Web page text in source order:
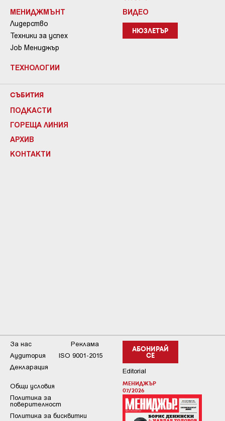
МЕНИДЖМЪНТ
Лидерство
Техники за успех
Job Мениджър
ТЕХНОЛОГИИ
ВИДЕО
НЮЗЛЕТЪР
СЪБИТИЯ
ПОДКАСТИ
ГОРЕЩА ЛИНИЯ
АРХИВ
КОНТАКТИ
АБОНИРАЙ
СЕ
Editorial
МЕНИДЖЪР
07/2026
За нас
Реклама
Аудитория
ISO 9001-2015
Декларация
Общи условия
Пoлитикa зa
пoвepитeлнocт
Политика за бисквитки